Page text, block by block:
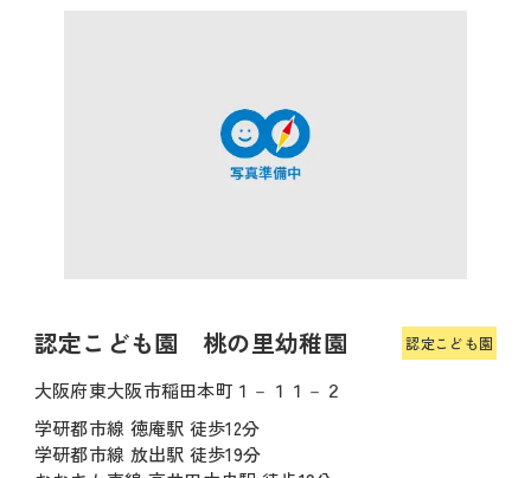
認定こども園 桃の里幼稚園 認定こども園
大阪府東大阪市稲田本町１－１１－２
学研都市線 徳庵駅 徒歩12分
学研都市線 放出駅 徒歩19分